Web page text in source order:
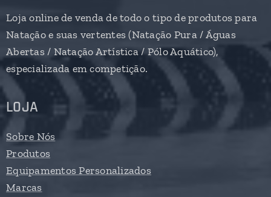
Loja online de venda de todo o tipo de produtos para
Natação e suas vertentes (Natação Pura / Águas
Abertas / Natação Artística / Pólo Aquático),
especializada em competição.
LOJA
Sobre Nós
Produtos
Equipamentos Personalizados
Marcas